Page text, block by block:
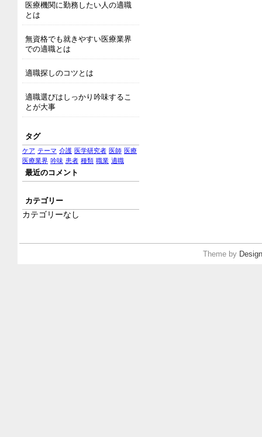
医療機関に勤務したい人の適職
とは
無資格でも就きやすい医療業界
での適職とは
適職探しのコツとは
適職選びはしっかり吟味するこ
とが大事
タグ
ケア テーマ 介護 医学研究者 医師 医療
医療業界 吟味 患者 種類 職業 適職
最近のコメント
カテゴリー
カテゴリーなし
Theme by